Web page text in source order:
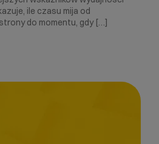
ile czasu mija od
do momentu, gdy […]